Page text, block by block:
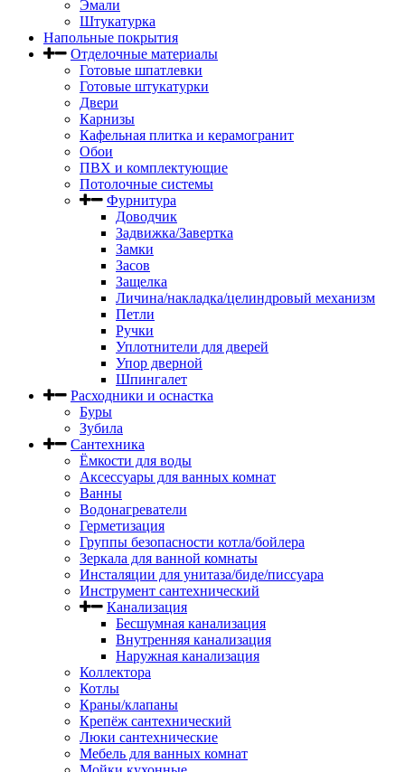
Эмали
Штукатурка
Напольные покрытия
Отделочные материалы
Готовые шпатлевки
Готовые штукатурки
Двери
Карнизы
Кафельная плитка и керамогранит
Обои
ПВХ и комплектующие
Потолочные системы
Фурнитура
Доводчик
Задвижка/Завертка
Замки
Засов
Защелка
Личина/накладка/целиндровый механизм
Петли
Ручки
Уплотнители для дверей
Упор дверной
Шпингалет
Расходники и оснастка
Буры
Зубила
Сантехника
Ёмкости для воды
Аксессуары для ванных комнат
Ванны
Водонагреватели
Герметизация
Группы безопасности котла/бойлера
Зеркала для ванной комнаты
Инсталяции для унитаза/биде/писсуара
Инструмент сантехнический
Канализация
Бесшумная канализация
Внутренняя канализация
Наружная канализация
Коллектора
Котлы
Краны/клапаны
Крепёж сантехнический
Люки сантехнические
Мебель для ванных комнат